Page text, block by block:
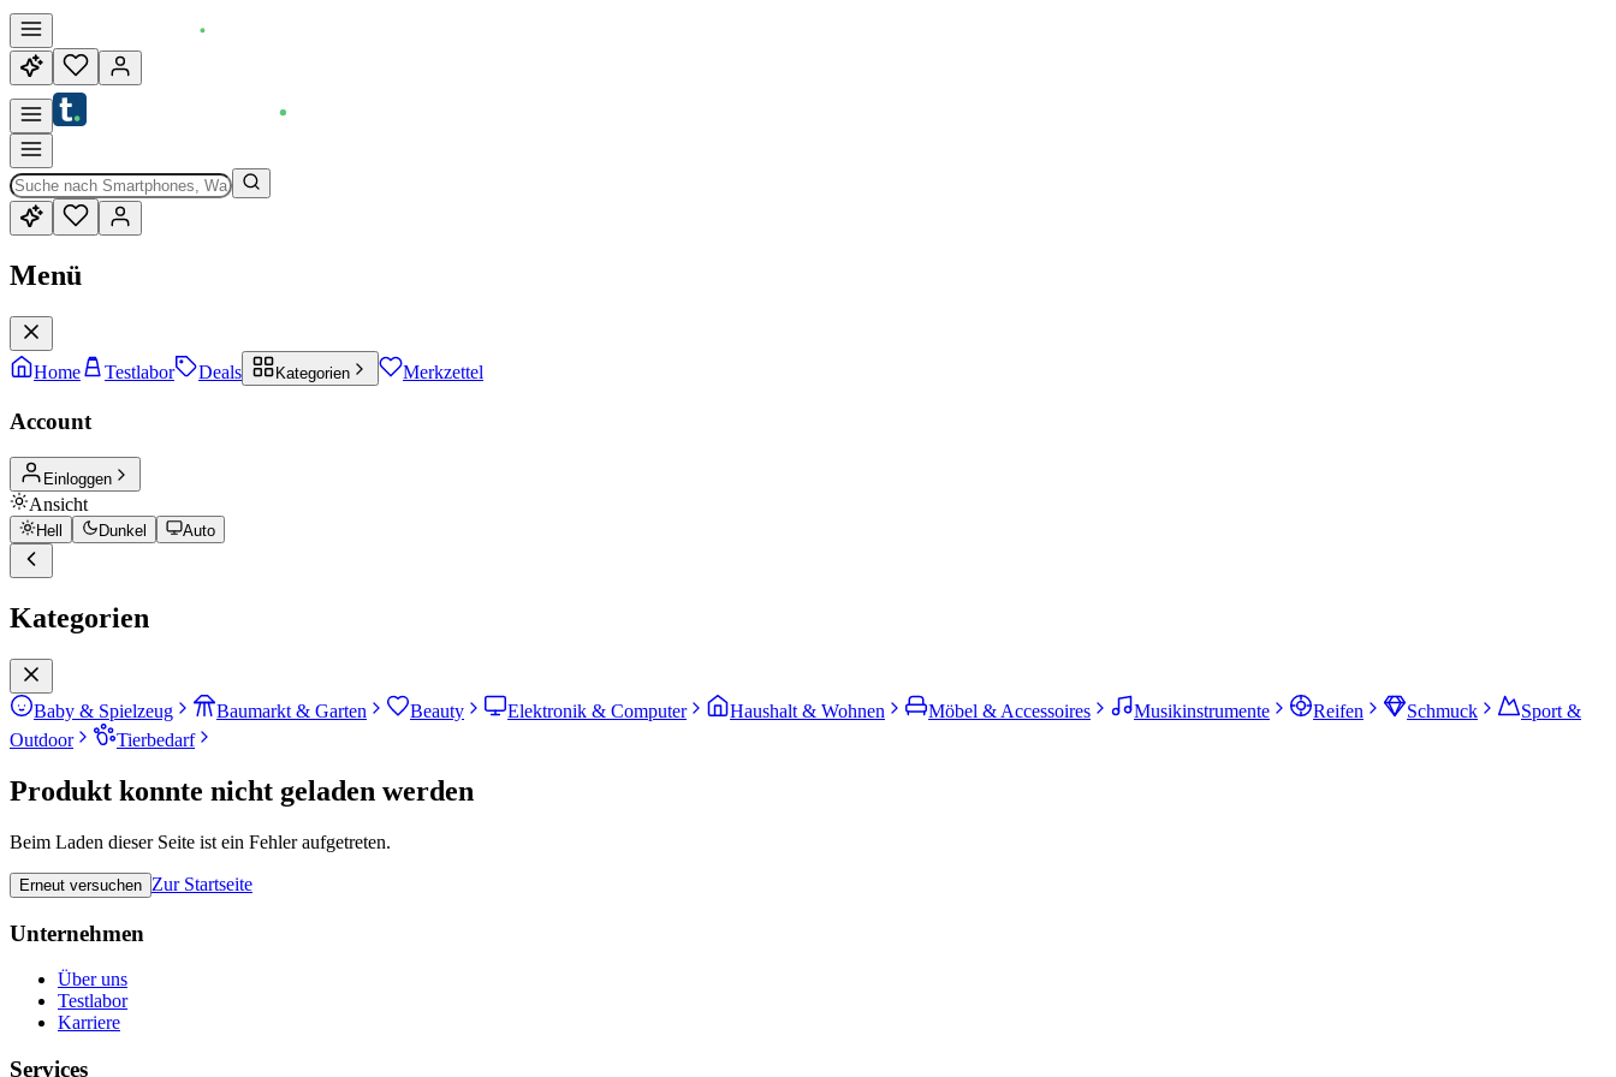
Menü
Home Testlabor Deals Kategorien Merkzettel
Account
Einloggen
Ansicht
Hell Dunkel Auto
Kategorien
Baby & Spielzeug Baumarkt & Garten Beauty Elektronik & Computer Haushalt & Wohnen Möbel & Accessoires Musikinstrumente Reifen Schmuck
Sport &
Outdoor
Tierbedarf
Produkt konnte nicht geladen werden
Beim Laden dieser Seite ist ein Fehler aufgetreten.
Erneut versuchen Zur Startseite
Unternehmen
Über uns
Testlabor
Karriere
Services